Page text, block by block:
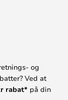
og
Ved at
rabat* på din